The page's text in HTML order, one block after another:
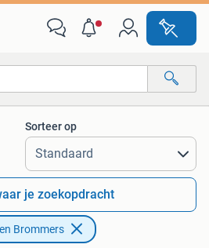
afstanden…
Sorteer op
je zoekopdracht
Brommers